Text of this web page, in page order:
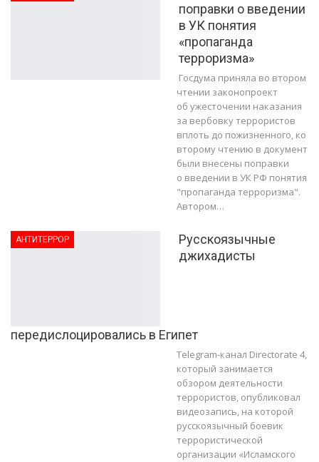
поправки о введении
в УК понятия
«пропаганда
терроризма»
Госдума приняла во втором
чтении законопроект
об ужесточении наказания
за вербовку террористов
вплоть до пожизненного, ко
второму чтению в документ
были внесены поправки
о введении в УК РФ понятия
"пропаганда терроризма".
Автором…
АНТИТЕРРОР
Русскоязычные
джихадисты
передислоцировались в Египет
Telegram-канал Directorate 4,
который занимается
обзором деятельности
террористов, опубликовал
видеозапись, на которой
русскоязычный боевик
террористической
организации «Исламского